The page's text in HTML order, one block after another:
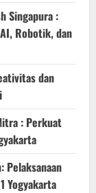
Singapura :
Robotik, dan
dan
: Perkuat
Pelaksanaan
Yogyakarta